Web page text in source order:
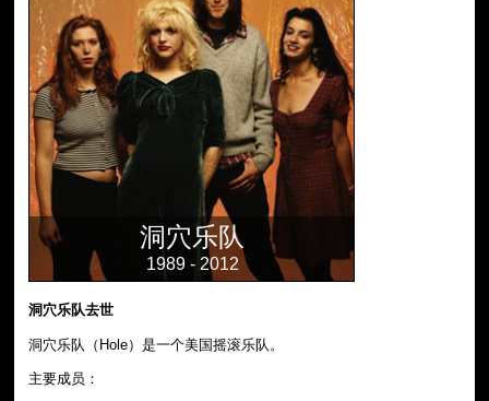
洞穴乐队
1989 - 2012
洞穴乐队去世
洞穴乐队（Hole）是一个美国摇滚乐队。
主要成员：